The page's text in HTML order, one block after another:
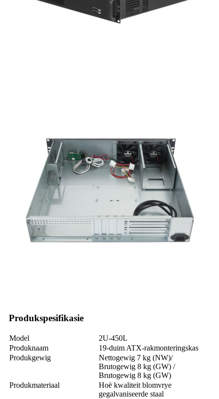
Produkspesifikasie
Model
2U-450L
Produknaam
19-duim ATX-rakmonteringskas
Produkgewig
Nettogewig 7 kg (NW)/
Brutogewig 8 kg (GW) /
Brutogewig 8 kg (GW)
Produkmateriaal
Hoë kwaliteit blomvrye
gegalvaniseerde staal